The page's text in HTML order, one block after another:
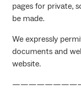
pages for private,
be made.
We expressly
documents and
website.